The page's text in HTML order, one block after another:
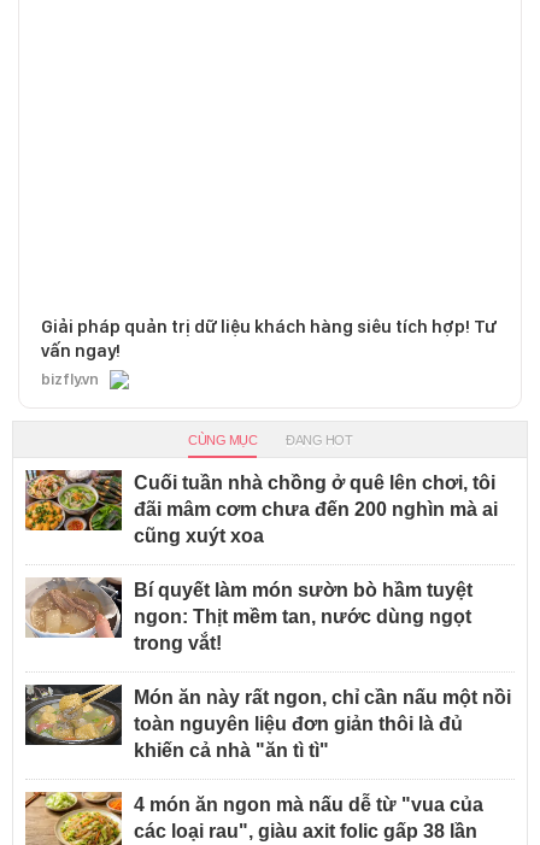
Giải pháp quản trị dữ liệu khách hàng siêu tích hợp! Tư
vấn ngay!
bizfly.vn
CÙNG MỤC ĐANG HOT
Cuối tuần nhà chồng ở quê lên chơi, tôi
đãi mâm cơm chưa đến 200 nghìn mà ai
cũng xuýt xoa
Bí quyết làm món sườn bò hầm tuyệt
ngon: Thịt mềm tan, nước dùng ngọt
trong vắt!
Món ăn này rất ngon, chỉ cần nấu một nồi
toàn nguyên liệu đơn giản thôi là đủ
khiến cả nhà "ăn tì tì"
4 món ăn ngon mà nấu dễ từ "vua của
các loại rau", giàu axit folic gấp 38 lần